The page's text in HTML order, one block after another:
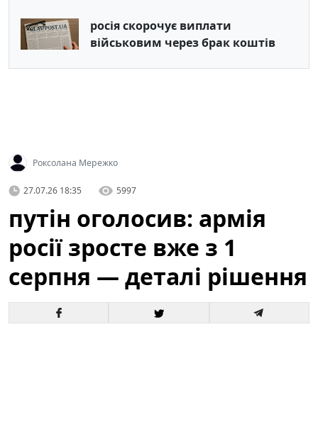
росія скорочує виплати
військовим через брак коштів
Роксолана Мережко
27.07.26 18:35 5997
путін оголосив: армія
росії зросте вже з 1
серпня — деталі рішення